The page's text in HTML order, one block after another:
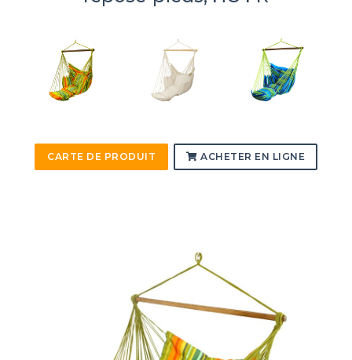
CARTE DE PRODUIT ACHETER EN LIGNE